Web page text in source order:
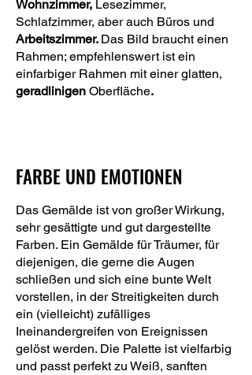
Wohnzimmer, Lesezimmer,
Schlafzimmer, aber auch Büros und
Arbeitszimmer. Das Bild braucht einen
Rahmen; empfehlenswert ist ein
einfarbiger Rahmen mit einer glatten,
geradlinigen Oberfläche.
FARBE UND EMOTIONEN
Das Gemälde ist von großer Wirkung,
sehr gesättigte und gut dargestellte
Farben. Ein Gemälde für Träumer, für
diejenigen, die gerne die Augen
schließen und sich eine bunte Welt
vorstellen, in der Streitigkeiten durch
ein (vielleicht) zufälliges
Ineinandergreifen von Ereignissen
gelöst werden. Die Palette ist vielfarbig
und passt perfekt zu Weiß, sanften